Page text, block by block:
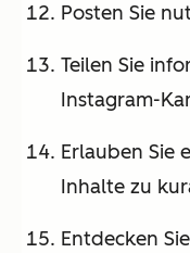
Posten Sie
Teilen Sie
Instagram-
Erlauben Sie
Inhalte zu
Entdecken